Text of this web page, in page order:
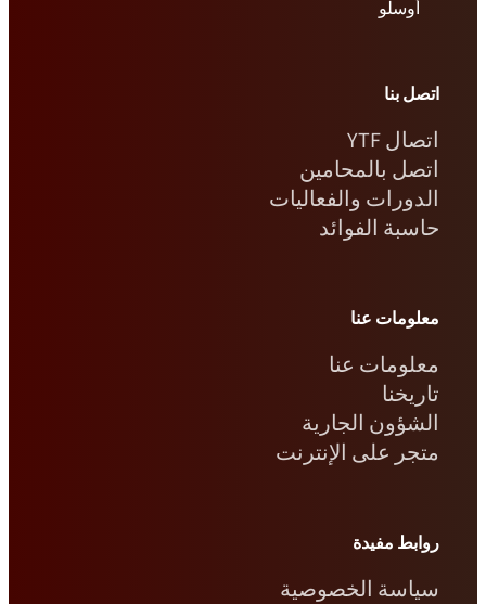
أوسلو
اتصل بنا
اتصال YTF
اتصل بالمحامين
الدورات والفعاليات
حاسبة الفوائد
معلومات عنا
معلومات عنا
تاريخنا
الشؤون الجارية
متجر على الإنترنت
روابط مفيدة
سياسة الخصوصية